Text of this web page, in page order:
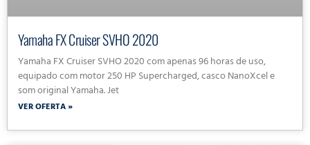
Yamaha FX Cruiser SVHO 2020
Yamaha FX Cruiser SVHO 2020 com apenas 96 horas de uso,
equipado com motor 250 HP Supercharged, casco NanoXcel e
som original Yamaha. Jet
VER OFERTA »